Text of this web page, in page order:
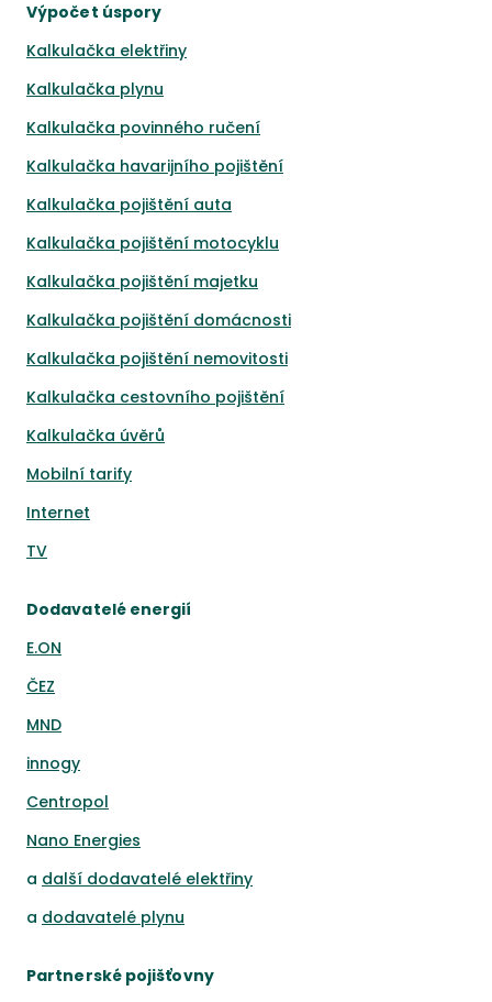
Výpočet úspory
Kalkulačka elektřiny
Kalkulačka plynu
Kalkulačka povinného ručení
Kalkulačka havarijního pojištění
Kalkulačka pojištění auta
Kalkulačka pojištění motocyklu
Kalkulačka pojištění majetku
Kalkulačka pojištění domácnosti
Kalkulačka pojištění nemovitosti
Kalkulačka cestovního pojištění
Kalkulačka úvěrů
Mobilní tarify
Internet
TV
Dodavatelé energií
E.ON
ČEZ
MND
innogy
Centropol
Nano Energies
a další dodavatelé elektřiny
a dodavatelé plynu
Partnerské pojišťovny